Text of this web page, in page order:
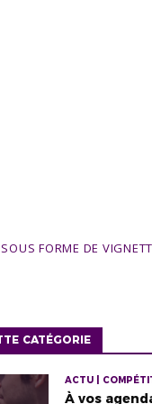
FORME DE
CATÉGORIE
ACTU |
À vos